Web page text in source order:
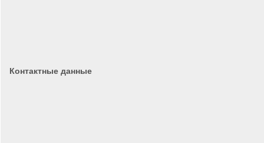
Контактные данные